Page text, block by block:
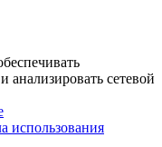
анализировать сетевой
использования